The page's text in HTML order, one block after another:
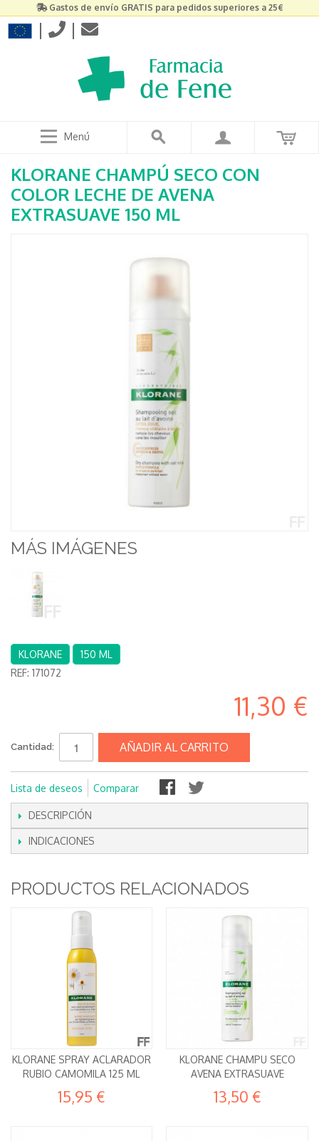
Gastos de envío GRATIS para pedidos superiores a 25€
| |
Menú
KLORANE CHAMPÚ SECO CON
COLOR LECHE DE AVENA
EXTRASUAVE 150 ML
MÁS IMÁGENES
KLORANE
150 ML
REF: 171072
11,30 €
Cantidad: AÑADIR AL CARRITO
Lista de deseos Comparar
DESCRIPCIÓN
INDICACIONES
PRODUCTOS RELACIONADOS
KLORANE SPRAY ACLARADOR
RUBIO CAMOMILA 125 ML
15,95 €
KLORANE CHAMPU SECO
AVENA EXTRASUAVE
13,50 €